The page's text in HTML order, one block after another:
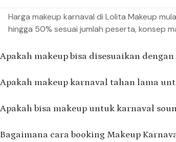
Harga makeup karnaval di Lolita Makeup
hingga 50% sesuai jumlah peserta, konsep
Apakah makeup bisa disesuaikan
Apakah makeup karnaval tahan lama
Apakah bisa makeup untuk karnaval
Bagaimana cara booking Makeup